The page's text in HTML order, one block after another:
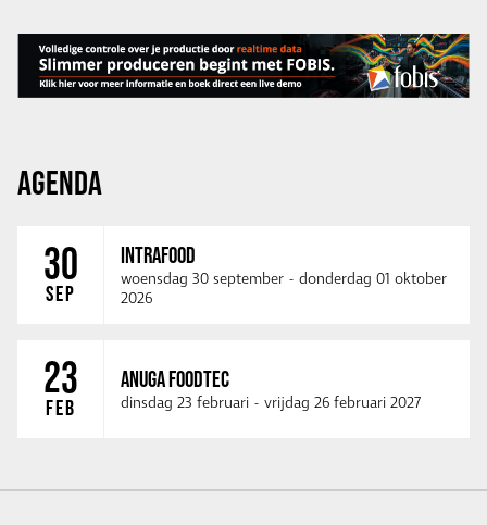
AGENDA
30
SEP
INTRAFOOD
woensdag 30 september - donderdag 01 oktober
2026
23
FEB
ANUGA FOODTEC
dinsdag 23 februari - vrijdag 26 februari 2027